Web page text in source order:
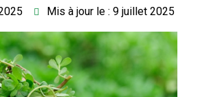
Mis à jour le : 9 juillet 2025